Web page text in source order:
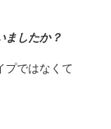
ましたか？
プではなくて